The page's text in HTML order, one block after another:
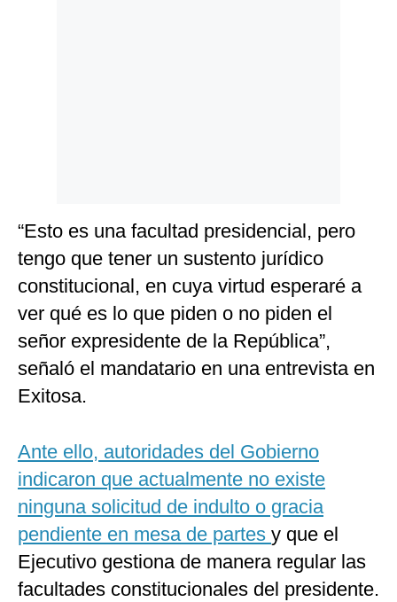
“Esto es una facultad presidencial, pero
tengo que tener un sustento jurídico
constitucional, en cuya virtud esperaré a
ver qué es lo que piden o no piden el
señor expresidente de la República”,
señaló el mandatario en una entrevista en
Exitosa.
Ante ello, autoridades del Gobierno
indicaron que actualmente no existe
ninguna solicitud de indulto o gracia
pendiente en mesa de partes y que el
Ejecutivo gestiona de manera regular las
facultades constitucionales del presidente.